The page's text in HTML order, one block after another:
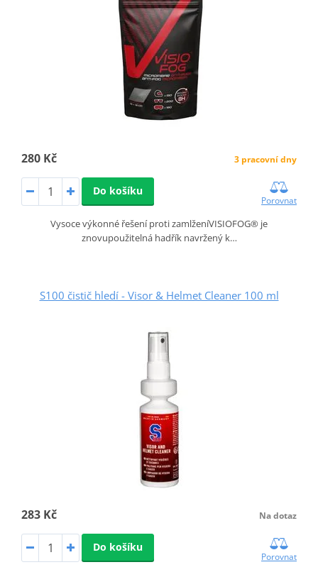
280 Kč 3 pracovní dny
Do košíku
Porovnat
Vysoce výkonné řešení proti zamlženíVISIOFOG® je
znovupoužitelná hadřík navržený k…
S100 čistič hledí - Visor & Helmet Cleaner 100 ml
283 Kč Na dotaz
Do košíku
Porovnat